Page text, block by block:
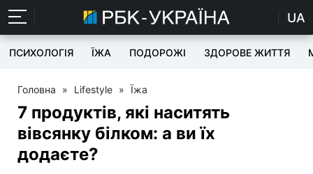
UA
ПСИХОЛОГІЯ ЇЖА ПОДОРОЖІ ЗДОРОВЕ ЖИТТЯ
Головна » Lifestyle » Їжа
7 продуктів, які наситять
вівсянку білком: а ви їх
додаєте?